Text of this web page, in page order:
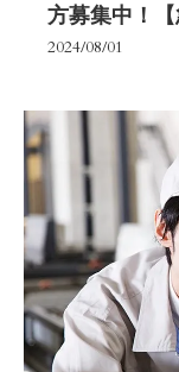
方募集中！【
2024/08/01